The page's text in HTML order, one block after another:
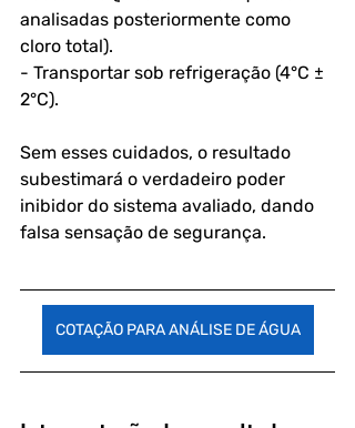
analisadas posteriormente como
cloro total).
- Transportar sob refrigeração (4°C ±
2°C).
Sem esses cuidados, o resultado
subestimará o verdadeiro poder
inibidor do sistema avaliado, dando
falsa sensação de segurança.
COTAÇÃO PARA ANÁLISE DE ÁGUA